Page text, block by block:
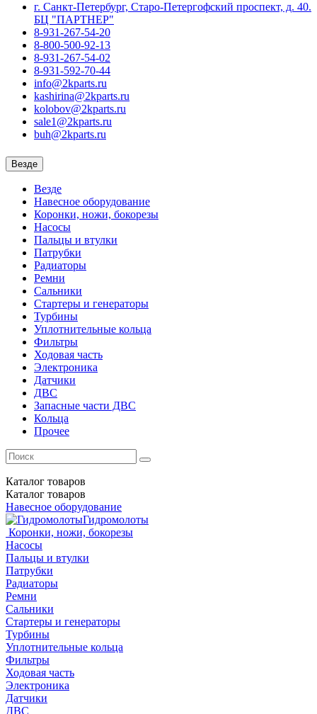
г. Санкт-Петербург, Старо-Петергофский проспект, д. 40.
БЦ "ПАРТНЕР"
8-931-267-54-20
8-800-500-92-13
8-931-267-54-02
8-931-592-70-44
info@2kparts.ru
kashirina@2kparts.ru
kolobov@2kparts.ru
sale1@2kparts.ru
buh@2kparts.ru
Везде
Везде
Навесное оборудование
Коронки, ножи, бокорезы
Насосы
Пальцы и втулки
Патрубки
Радиаторы
Ремни
Сальники
Стартеры и генераторы
Турбины
Уплотнительные кольца
Фильтры
Ходовая часть
Электроника
Датчики
ДВС
Запасные части ДВС
Кольца
Прочее
Каталог товаров
Каталог товаров
Навесное оборудование
Гидромолоты
Коронки, ножи, бокорезы
Насосы
Пальцы и втулки
Патрубки
Радиаторы
Ремни
Сальники
Стартеры и генераторы
Турбины
Уплотнительные кольца
Фильтры
Ходовая часть
Электроника
Датчики
ДВС